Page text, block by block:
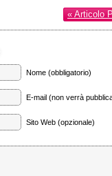
« Articolo
Nome (obbligatorio)
E-mail (non verrà
Sito Web (opzionale)